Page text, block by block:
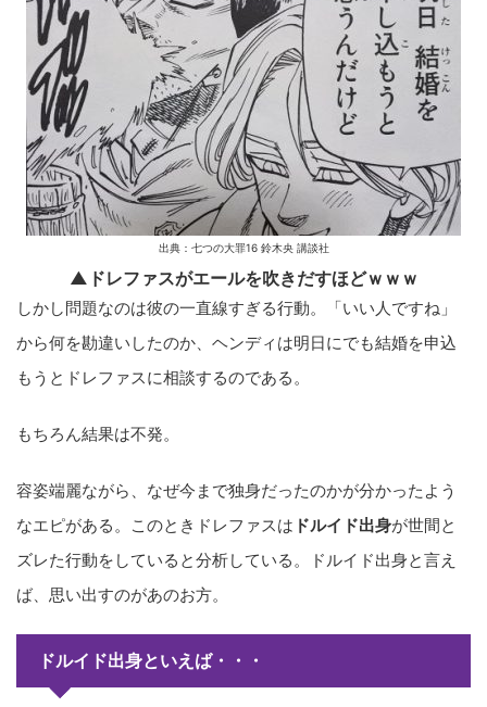
出典：七つの大罪16 鈴木央 講談社
▲ドレファスがエールを吹きだすほどｗｗｗ
しかし問題なのは彼の一直線すぎる行動。「いい人ですね」
から何を勘違いしたのか、ヘンディは明日にでも結婚を申込
もうとドレファスに相談するのである。
もちろん結果は不発。
容姿端麗ながら、なぜ今まで独身だったのかが分かったよう
なエピがある。このときドレファスは ドルイド出身が世間と
ズレた行動をしていると分析している。ドルイド出身と言え
ば、思い出すのがあのお方。
ドルイド出身といえば・・・